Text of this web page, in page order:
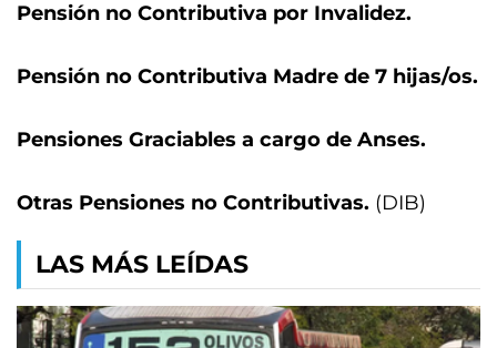
Pensión no Contributiva por Invalidez.
Pensión no Contributiva Madre de 7 hijas/os.
Pensiones Graciables a cargo de Anses.
Otras Pensiones no Contributivas. (DIB)
LAS MÁS LEÍDAS